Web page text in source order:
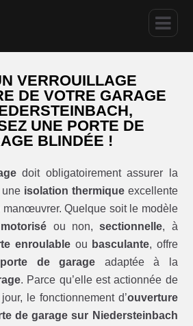
VERROUILLAGE
DE VOTRE GARAGE
UNE PORTE DE
BLINDÉE !
doit obligatoirement assurer la
une isolation thermiqueexcellente
manœuvrer. Quelque soit le modèle
motorisé ou non,sectionnelle, à
enroulable ou basculante, offre
porte de garage adaptée à la
. Parce qu’elle est actionnée de
le fonctionnement d’ouverture
de garage sur Niedersteinbach